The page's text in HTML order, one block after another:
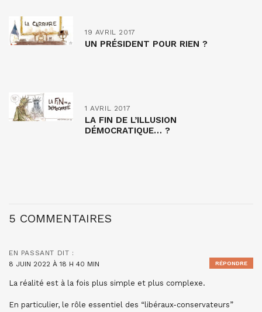
19 AVRIL 2017
UN PRÉSIDENT POUR RIEN ?
1 AVRIL 2017
LA FIN DE L’ILLUSION
DÉMOCRATIQUE… ?
5 COMMENTAIRES
EN PASSANT DIT :
8 JUIN 2022 À 18 H 40 MIN
La réalité est à la fois plus simple et plus complexe.
En particulier, le rôle essentiel des “libéraux-conservateurs”
RÉPONDRE